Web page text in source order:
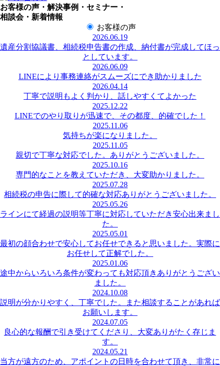
お客様の声・解決事例・セミナー・
相談会・新着情報
お客様の声
2026.06.19
遺産分割協議書、相続税申告書の作成、納付書が完成してほっ
としています。
2026.06.09
LINEにより事務連絡がスムーズにでき助かりました
2026.04.14
丁寧で説明もよく判かり、話しやすくてよかった
2025.12.22
LINEでのやり取りが迅速で、その都度、的確でした！
2025.11.06
気持ちが楽になりました。
2025.11.05
親切で丁寧な対応でした。ありがとうございました。
2025.10.16
専門的なことを教えていただき、大変助かりました。
2025.07.28
相続税の申告に際して的確な対応ありがとうございました。
2025.05.26
ラインにて経過の説明等丁寧に対応していただき安心出来まし
た。
2025.05.01
最初の顔合わせで安心してお任せできると思いました。実際に
お任せして正解でした。
2025.01.06
途中からいろいろ条件が変わっても対応頂きありがとうござい
ました。
2024.10.08
説明が分かりやすく、丁寧でした。また相談することがあれば
お願いします。
2024.07.05
良心的な報酬で引き受けてくださり、大変ありがたく存じま
す。
2024.05.21
当方が遠方のため、アポイントの日時を合わせて頂き、非常に